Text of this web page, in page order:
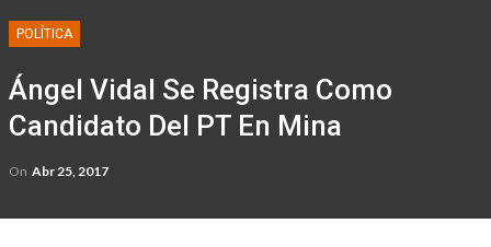
POLÍTICA
Ángel Vidal Se Registra Como
Candidato Del PT En Mina
On Abr 25, 2017